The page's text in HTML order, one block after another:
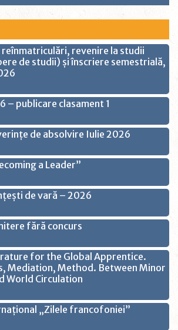
revenire la studii
de studii) și înscriere semestrială,
– publicare clasament 1
de absolvire Iulie 2026
a Leader”
de vară – 2026
fără concurs
for the Global Apprentice.
Mediation, Method. Between Minor
World Circulation
„Zilele francofoniei”